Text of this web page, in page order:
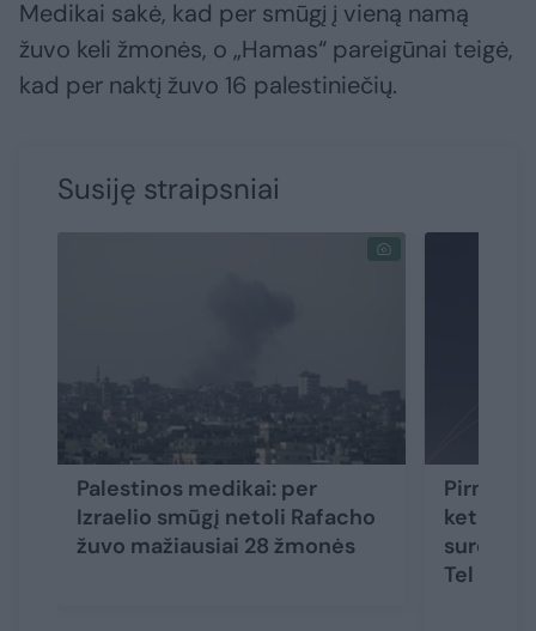
Medikai sakė, kad per smūgį į vieną namą
žuvo keli žmonės, o „Hamas“ pareigūnai teigė,
kad per naktį žuvo 16 palestiniečių.
Susiję straipsniai
Palestinos medikai: per
Izraelio smūgį netoli Rafacho
žuvo mažiausiai 28 žmonės
Pirmą
keturis
surengė
Tel Avivą